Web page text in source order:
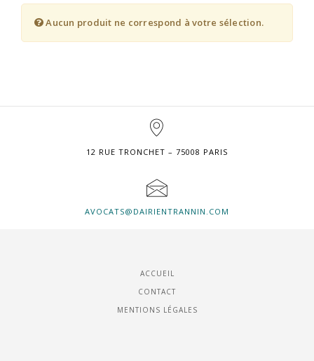
Aucun produit ne correspond à votre sélection.
12 RUE TRONCHET – 75008 PARIS
AVOCATS@DAIRIENTRANNIN.COM
ACCUEIL
CONTACT
MENTIONS LÉGALES